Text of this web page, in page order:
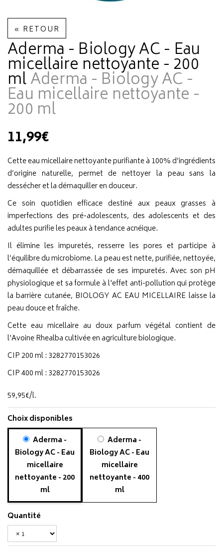
« RETOUR
Aderma - Biology AC - Eau
micellaire nettoyante - 200
mlAderma - Biology AC -
Eau micellaire nettoyante -
200 ml
11,99€
Cette eau micellaire nettoyante purifiante à 100% d’ingrédients
d’origine naturelle, permet de nettoyer la peau sans la
dessécher et la démaquiller en douceur.
Ce soin quotidien efficace destiné aux peaux grasses à
imperfections des pré-adolescents, des adolescents et des
adultes purifie les peaux à tendance acnéique.
Il élimine les impuretés, resserre les pores et participe à
l’équilibre du microbiome. La peau est nette, purifiée, nettoyée,
démaquillée et débarrassée de ses impuretés. Avec son pH
physiologique et sa formule à l'effet anti-pollution qui protège
la barrière cutanée, BIOLOGY AC EAU MICELLAIRE laisse la
peau douce et fraîche.
Cette eau micellaire au doux parfum végétal contient de
l'Avoine Rhealba cultivée en agriculture biologique.
CIP 200 ml : 3282770153026
CIP 400 ml : 3282770153026
59,95€/l.
Choix disponibles
Aderma -
Biology AC - Eau
micellaire
nettoyante - 200
ml
Aderma -
Biology AC - Eau
micellaire
nettoyante - 400
ml
Quantité